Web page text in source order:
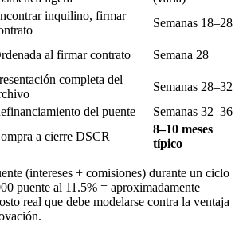
inquilino, firmar
Semanas 18–28
al firmar contrato
Semana 28
completa del
Semanas 28–32
del puente
Semanas 32–36
a cierre DSCR
8–10 meses
típico
(intereses + comisiones) durante un ciclo
puente al 11.5% = aproximadamente
real que debe modelarse contra la ventaja